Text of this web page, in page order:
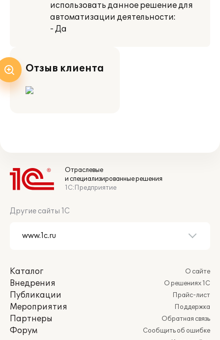
использовать данное решение для
автоматизации деятельности:
- Да
Отзыв клиента
Отраслевые
и специализированные решения
1С:Предприятие
Другие сайты 1С
Каталог
Внедрения
Публикации
Мероприятия
Партнеры
Форум
О сайте
О решениях 1С
Прайс-лист
Поддержка
Обратная связь
Сообщить об ошибке